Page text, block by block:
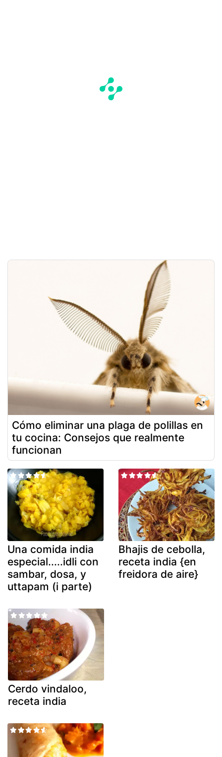
Cómo eliminar una plaga de polillas en
tu cocina: Consejos que realmente
funcionan
Una comida india
especial.....idli con
sambar, dosa, y
uttapam (i parte)
Bhajis de cebolla,
receta india {en
freidora de aire}
Cerdo vindaloo,
receta india